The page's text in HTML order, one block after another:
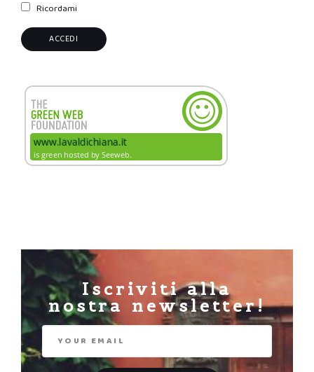
Ricordami
Iscriviti alla
nostra newsletter!